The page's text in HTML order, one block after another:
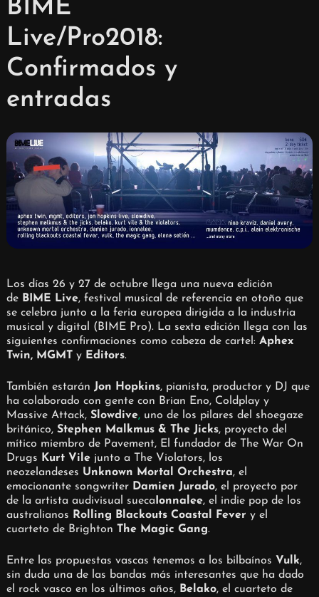
BIME
Live/Pro2018:
Confirmados y
entradas
Los días 26 y 27 de octubre llega una nueva edición
de BIME Live, festival musical de referencia en otoño que
se celebra junto a la feria europea dirigida a la industria
musical y digital (BIME Pro). La sexta edición llega con las
siguientes confirmaciones como cabeza de cartel: Aphex
Twin, MGMTy Editors.
También estarán Jon Hopkins, pianista, productor y DJ que
ha colaborado con gente con Brian Eno, Coldplay y
Massive Attack, Slowdive,uno de los pilares del shoegaze
británico, Stephen Malkmus & The Jicks, proyecto del
mítico miembro de Pavement, El fundador de The War On
Drugs Kurt Vilejunto a The Violators, los
neozelandeses Unknown Mortal Orchestra, el
emocionante songwriter Damien Jurado, el proyecto por
de la artista audivisual suecaIonnalee, el indie pop de los
australianos Rolling Blackouts Coastal Fever y el
cuarteto de Brighton The Magic Gang.
Entre las propuestas vascas tenemos a los bilbaínos Vulk,
sin duda una de las bandas más interesantes que ha dado
el rock vasco en los últimos años, Belako, el cuarteto de